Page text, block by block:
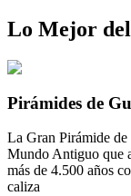
Lo Mejor
Pirámides de
La Gran Pirámide
Mundo Antiguo que
más de 4.500 años
caliza